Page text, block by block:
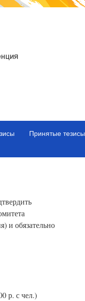
Принятые тезисы
и обязательно
р. с чел.)